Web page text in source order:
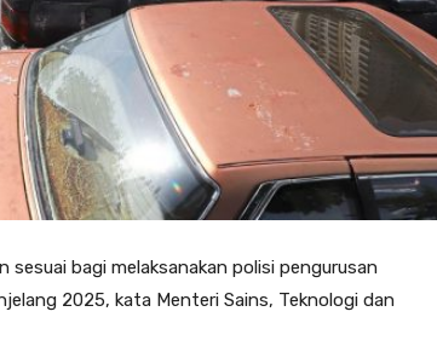
sesuai bagi melaksanakan polisi pengurusan
2025, kata Menteri Sains, Teknologi dan